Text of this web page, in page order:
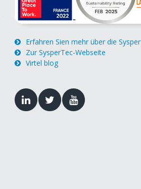
Erfahren Sien mehr über die
Zur SysperTec-Webseite
Virtel blog